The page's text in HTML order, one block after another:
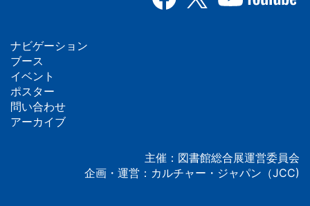
フ
ッ
タ
ナビゲーション
ブース
イベント
ポスター
問い合わせ
アーカイブ
主催：図書館総合展運営委員会
企画・運営：カルチャー・ジャパン（JCC)